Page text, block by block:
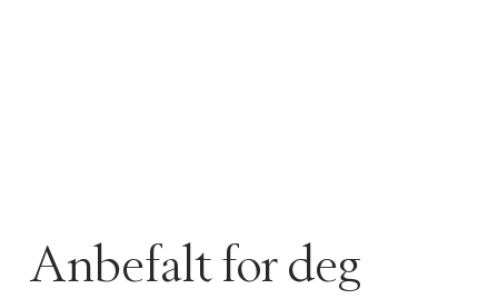
Anbefalt for deg